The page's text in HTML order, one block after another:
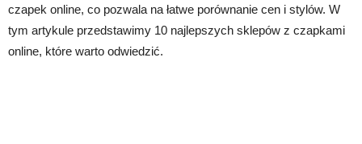
czapek online, co pozwala na łatwe porównanie cen i stylów. W
tym artykule przedstawimy 10 najlepszych sklepów z czapkami
online, które warto odwiedzić.